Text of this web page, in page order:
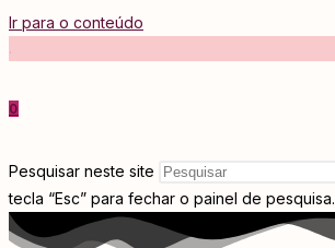
Ir para o conteúdo
.
0
Pesquisar neste site
tecla “Esc” para fechar o painel de pesquisa.